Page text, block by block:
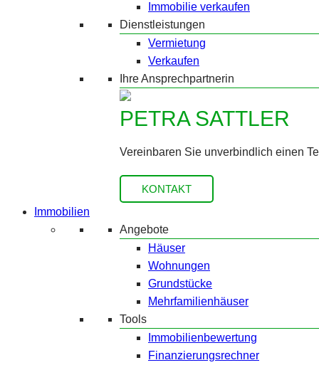
Immobilie verkaufen
Dienstleistungen
Vermietung
Verkaufen
Ihre Ansprechpartnerin
PETRA SATTLER
Vereinbaren Sie unverbindlich einen
KONTAKT
Immobilien
Angebote
Häuser
Wohnungen
Grundstücke
Mehrfamilienhäuser
Tools
Immobilienbewertung
Finanzierungsrechner